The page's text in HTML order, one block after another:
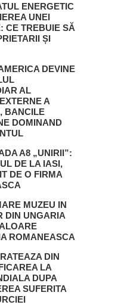
ENERGETIC
UNEI
CE TREBUIE SĂ
ȘI
DEVINE
AL
A
BANCILE
DOMINAND
A8 „UNIRII”:
DE LA IASI,
DE O FIRMA
MUZEU IN
DIN UNGARIA
ROMANEASCA
DIN
LA
DUPA
SUFERITA